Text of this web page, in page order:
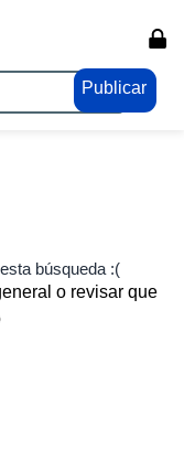
Publicar
búsqueda :(
o revisar que